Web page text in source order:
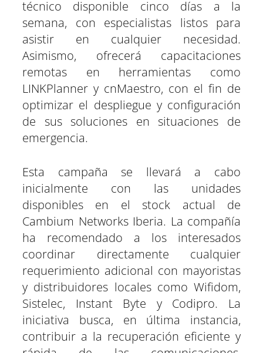
técnico disponible cinco días a la
semana, con especialistas listos para
asistir en cualquier necesidad.
Asimismo, ofrecerá capacitaciones
remotas en herramientas como
LINKPlanner y cnMaestro, con el fin de
optimizar el despliegue y configuración
de sus soluciones en situaciones de
emergencia.
Esta campaña se llevará a cabo
inicialmente con las unidades
disponibles en el stock actual de
Cambium Networks Iberia. La compañía
ha recomendado a los interesados
coordinar directamente cualquier
requerimiento adicional con mayoristas
y distribuidores locales como Wifidom,
Sistelec, Instant Byte y Codipro. La
iniciativa busca, en última instancia,
contribuir a la recuperación eficiente y